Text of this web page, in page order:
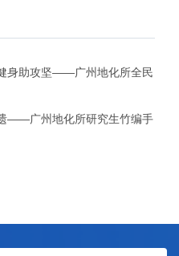
身助攻坚——广州地化所全民
——广州地化所研究生竹编手